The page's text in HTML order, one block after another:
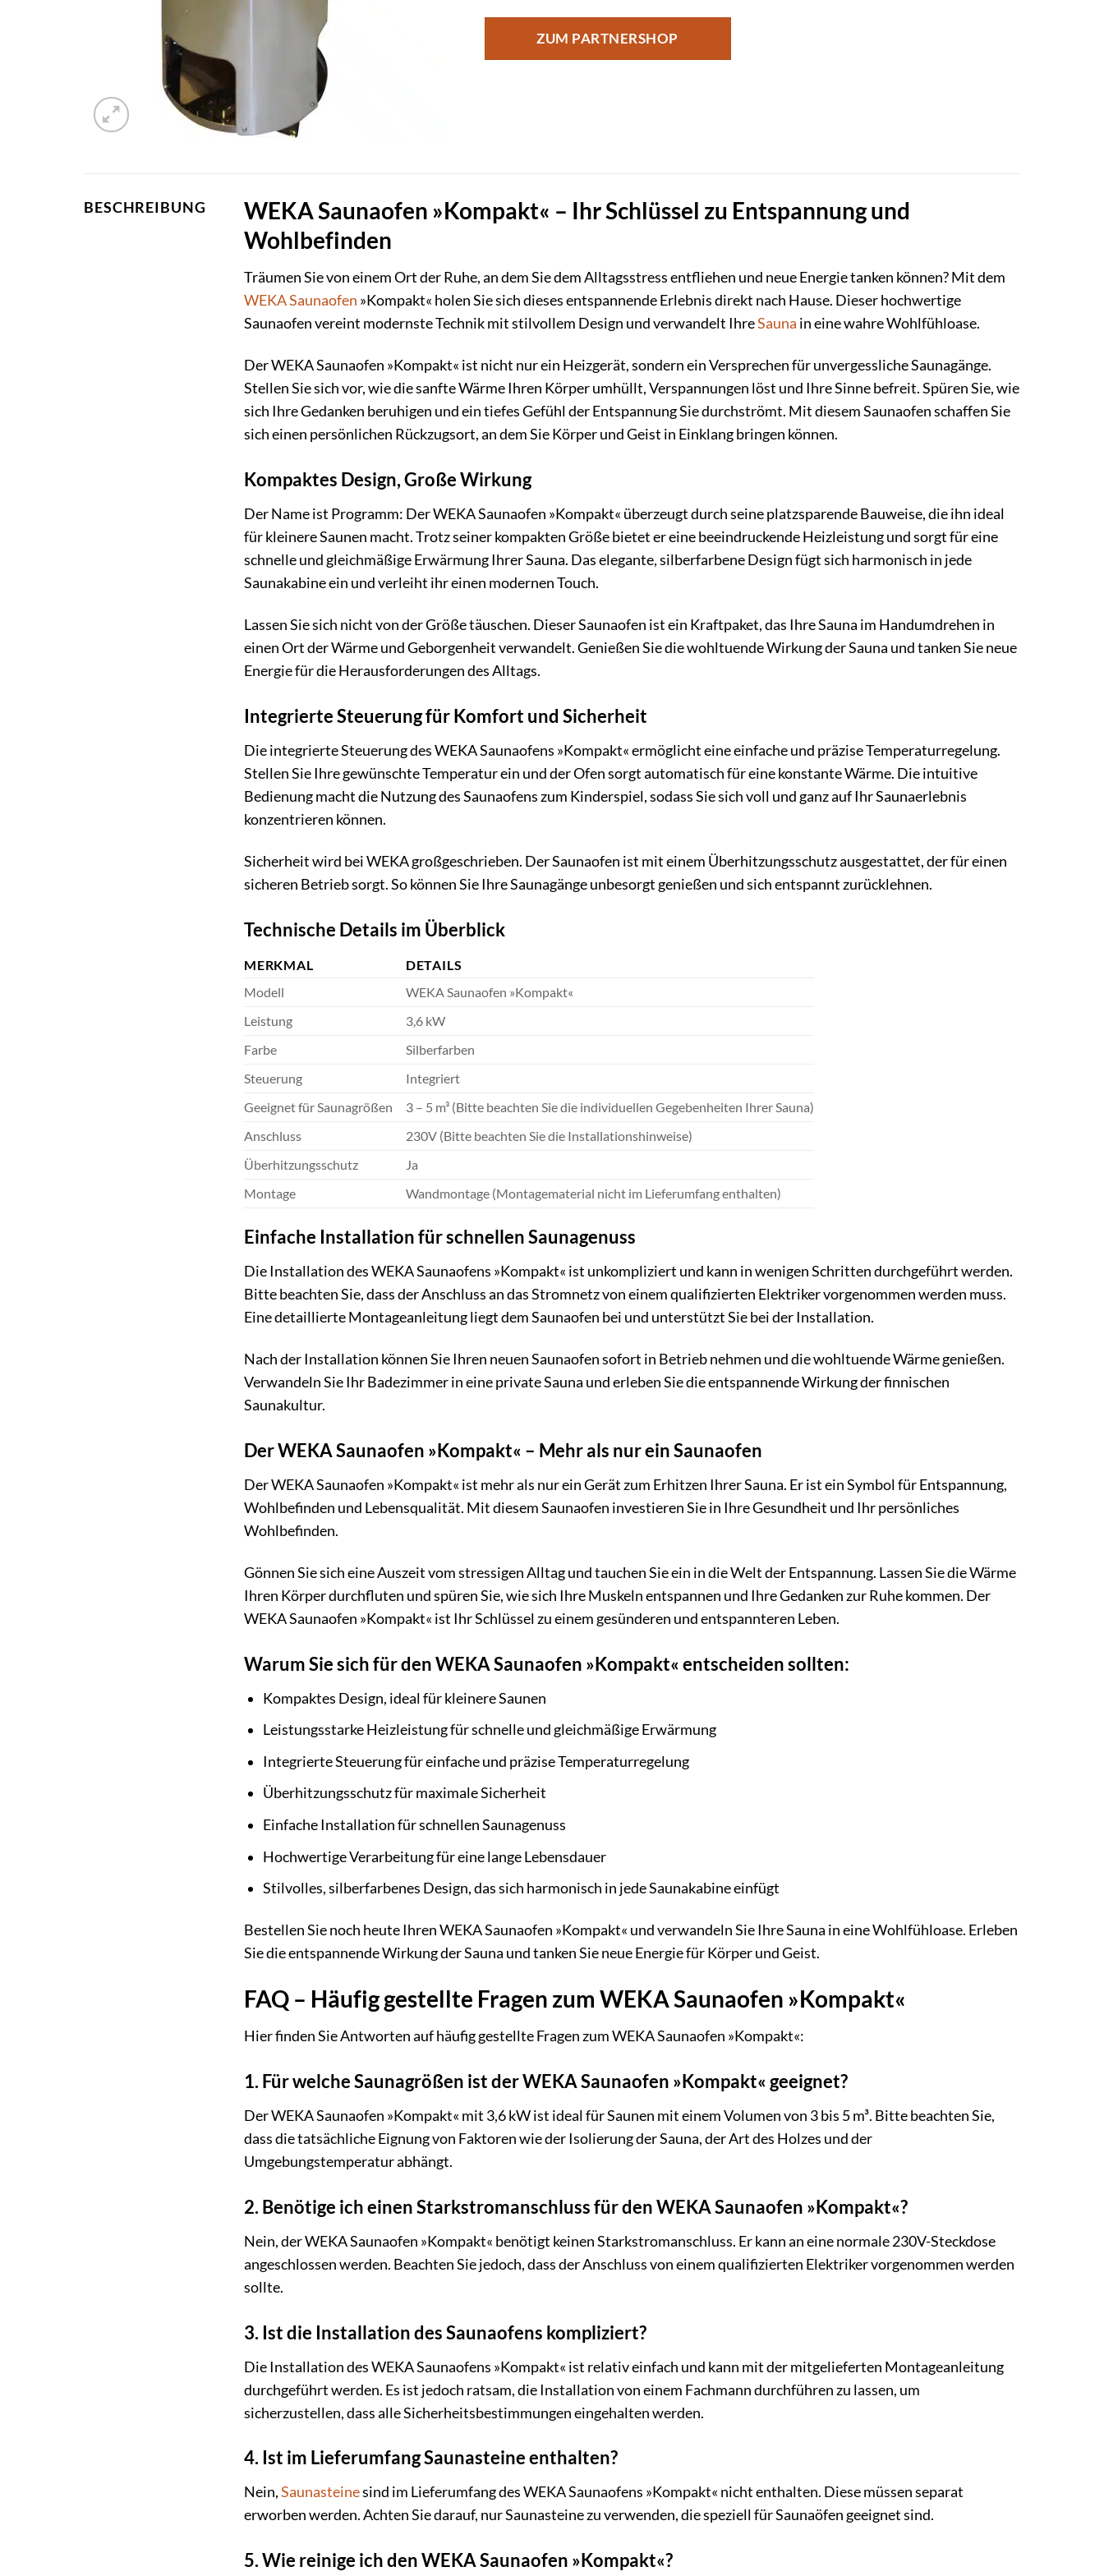
ZUM PARTNERSHOP
BESCHREIBUNG
WEKA Saunaofen »Kompakt« – Ihr Schlüssel zu Entspannung und
Wohlbefinden
Träumen Sie von einem Ort der Ruhe, an dem Sie dem Alltagsstress entfliehen und neue Energie tanken können? Mit dem
WEKASaunaofen »Kompakt« holen Sie sich dieses entspannende Erlebnis direkt nach Hause. Dieser hochwertige
Saunaofen vereint modernste Technik mit stilvollem Design und verwandelt IhreSauna in eine wahre Wohlfühloase.
Der WEKA Saunaofen »Kompakt« ist nicht nur ein Heizgerät, sondern ein Versprechen für unvergessliche Saunagänge.
Stellen Sie sich vor, wie die sanfte Wärme Ihren Körper umhüllt, Verspannungen löst und Ihre Sinne befreit. Spüren Sie, wie
sich Ihre Gedanken beruhigen und ein tiefes Gefühl der Entspannung Sie durchströmt. Mit diesem Saunaofen schaffen Sie
sich einen persönlichen Rückzugsort, an dem Sie Körper und Geist in Einklang bringen können.
Kompaktes Design, Große Wirkung
Der Name ist Programm: Der WEKA Saunaofen »Kompakt« überzeugt durch seine platzsparende Bauweise, die ihn ideal
für kleinere Saunen macht. Trotz seiner kompakten Größe bietet er eine beeindruckende Heizleistung und sorgt für eine
schnelle und gleichmäßige Erwärmung Ihrer Sauna. Das elegante, silberfarbene Design fügt sich harmonisch in jede
Saunakabine ein und verleiht ihr einen modernen Touch.
Lassen Sie sich nicht von der Größe täuschen. Dieser Saunaofen ist ein Kraftpaket, das Ihre Sauna im Handumdrehen in
einen Ort der Wärme und Geborgenheit verwandelt. Genießen Sie die wohltuende Wirkung der Sauna und tanken Sie neue
Energie für die Herausforderungen des Alltags.
Integrierte Steuerung für Komfort und Sicherheit
Die integrierte Steuerung des WEKA Saunaofens »Kompakt« ermöglicht eine einfache und präzise Temperaturregelung.
Stellen Sie Ihre gewünschte Temperatur ein und der Ofen sorgt automatisch für eine konstante Wärme. Die intuitive
Bedienung macht die Nutzung des Saunaofens zum Kinderspiel, sodass Sie sich voll und ganz auf Ihr Saunaerlebnis
konzentrieren können.
Sicherheit wird bei WEKA großgeschrieben. Der Saunaofen ist mit einem Überhitzungsschutz ausgestattet, der für einen
sicheren Betrieb sorgt. So können Sie Ihre Saunagänge unbesorgt genießen und sich entspannt zurücklehnen.
Technische Details im Überblick
MERKMAL
DETAILS
Modell
WEKA Saunaofen »Kompakt«
Leistung
3,6 kW
Farbe
Silberfarben
Steuerung
Integriert
Geeignet für Saunagrößen
3 – 5 m³ (Bitte beachten Sie die individuellen Gegebenheiten Ihrer Sauna)
Anschluss
230V (Bitte beachten Sie die Installationshinweise)
Überhitzungsschutz
Ja
Montage
Wandmontage (Montagematerial nicht im Lieferumfang enthalten)
Einfache Installation für schnellen Saunagenuss
Die Installation des WEKA Saunaofens »Kompakt« ist unkompliziert und kann in wenigen Schritten durchgeführt werden.
Bitte beachten Sie, dass der Anschluss an das Stromnetz von einem qualifizierten Elektriker vorgenommen werden muss.
Eine detaillierte Montageanleitung liegt dem Saunaofen bei und unterstützt Sie bei der Installation.
Nach der Installation können Sie Ihren neuen Saunaofen sofort in Betrieb nehmen und die wohltuende Wärme genießen.
Verwandeln Sie Ihr Badezimmer in eine private Sauna und erleben Sie die entspannende Wirkung der finnischen
Saunakultur.
Der WEKA Saunaofen »Kompakt« – Mehr als nur ein Saunaofen
Der WEKA Saunaofen »Kompakt« ist mehr als nur ein Gerät zum Erhitzen Ihrer Sauna. Er ist ein Symbol für Entspannung,
Wohlbefinden und Lebensqualität. Mit diesem Saunaofen investieren Sie in Ihre Gesundheit und Ihr persönliches
Wohlbefinden.
Gönnen Sie sich eine Auszeit vom stressigen Alltag und tauchen Sie ein in die Welt der Entspannung. Lassen Sie die Wärme
Ihren Körper durchfluten und spüren Sie, wie sich Ihre Muskeln entspannen und Ihre Gedanken zur Ruhe kommen. Der
WEKA Saunaofen »Kompakt« ist Ihr Schlüssel zu einem gesünderen und entspannteren Leben.
Warum Sie sich für den WEKA Saunaofen »Kompakt« entscheiden sollten:
Kompaktes Design, ideal für kleinere Saunen
Leistungsstarke Heizleistung für schnelle und gleichmäßige Erwärmung
Integrierte Steuerung für einfache und präzise Temperaturregelung
Überhitzungsschutz für maximale Sicherheit
Einfache Installation für schnellen Saunagenuss
Hochwertige Verarbeitung für eine lange Lebensdauer
Stilvolles, silberfarbenes Design, das sich harmonisch in jede Saunakabine einfügt
Bestellen Sie noch heute Ihren WEKA Saunaofen »Kompakt« und verwandeln Sie Ihre Sauna in eine Wohlfühloase. Erleben
Sie die entspannende Wirkung der Sauna und tanken Sie neue Energie für Körper und Geist.
FAQ – Häufig gestellte Fragen zum WEKA Saunaofen »Kompakt«
Hier finden Sie Antworten auf häufig gestellte Fragen zum WEKA Saunaofen »Kompakt«:
1. Für welche Saunagrößen ist der WEKA Saunaofen »Kompakt« geeignet?
Der WEKA Saunaofen »Kompakt« mit 3,6 kW ist ideal für Saunen mit einem Volumen von 3 bis 5 m³. Bitte beachten Sie,
dass die tatsächliche Eignung von Faktoren wie der Isolierung der Sauna, der Art des Holzes und der
Umgebungstemperatur abhängt.
2. Benötige ich einen Starkstromanschluss für den WEKA Saunaofen »Kompakt«?
Nein, der WEKA Saunaofen »Kompakt« benötigt keinen Starkstromanschluss. Er kann an eine normale 230V-Steckdose
angeschlossen werden. Beachten Sie jedoch, dass der Anschluss von einem qualifizierten Elektriker vorgenommen werden
sollte.
3. Ist die Installation des Saunaofens kompliziert?
Die Installation des WEKA Saunaofens »Kompakt« ist relativ einfach und kann mit der mitgelieferten Montageanleitung
durchgeführt werden. Es ist jedoch ratsam, die Installation von einem Fachmann durchführen zu lassen, um
sicherzustellen, dass alle Sicherheitsbestimmungen eingehalten werden.
4. Ist im Lieferumfang Saunasteine enthalten?
Nein,Saunasteinesind im Lieferumfang des WEKA Saunaofens »Kompakt« nicht enthalten. Diese müssen separat
erworben werden. Achten Sie darauf, nur Saunasteine zu verwenden, die speziell für Saunaöfen geeignet sind.
5. Wie reinige ich den WEKA Saunaofen »Kompakt«?